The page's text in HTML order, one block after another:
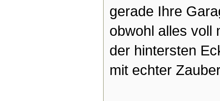
gerade Ihre
obwohl alles voll
der hintersten
mit echter